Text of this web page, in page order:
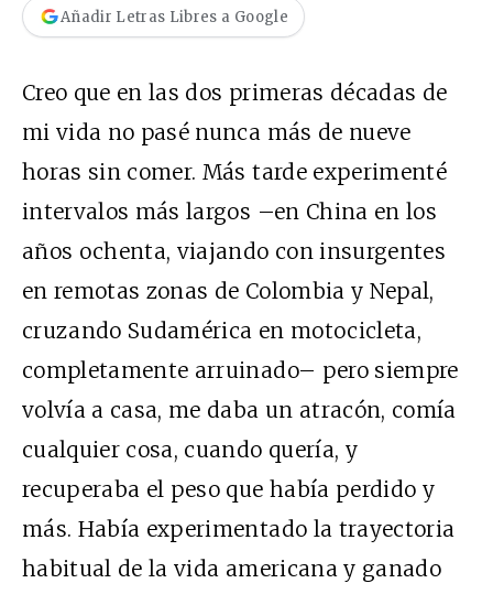
Añadir Letras Libres a Google
Creo que en las dos primeras décadas de
mi vida no pasé nunca más de nueve
horas sin comer. Más tarde experimenté
intervalos más largos –en China en los
años ochenta, viajando con insurgentes
en remotas zonas de Colombia y Nepal,
cruzando Sudamérica en motocicleta,
completamente arruinado– pero siempre
volvía a casa, me daba un atracón, comía
cualquier cosa, cuando quería, y
recuperaba el peso que había perdido y
más. Había experimentado la trayectoria
habitual de la vida americana y ganado